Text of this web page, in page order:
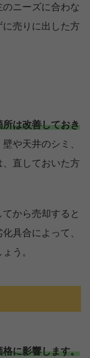
のニーズに合わな
売りに出した方
は改善しておき
や天井のシミ、
直しておいた方
から売却すると
具合によって、
う。
に影響します。